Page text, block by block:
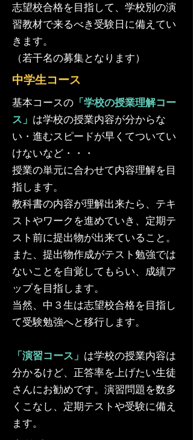
志望校合格を目指して、学校別の演
習教材で来るべき受験日に備えてい
きます。
（若干名の募集となります）
​中学生コース
基本コースの 「学校の授業理解コー
ス」 は学校の授業内容が分からな
い・進むスピードが早くてついてい
けないなど・・・
授業の単元に合わせて内容理解を目
指します。
教科書の内容が理解出来たら、テキ
ストやワークを進めていき、定期テ
スト前に提出物が出来ていること。
また、提出物作成がテスト勉強では
ないことを自覚してもらい、成績ア
ップを目指します。
当然、中３生は志望校合格を目指し
て受験勉強へと移行します。
「演習コース」 は学校の授業内容は
分かるけど、正答率を上げたい生徒
さんにお勧めです。演習問題を数多
くこなし、定期テストや受験に備え
ます。